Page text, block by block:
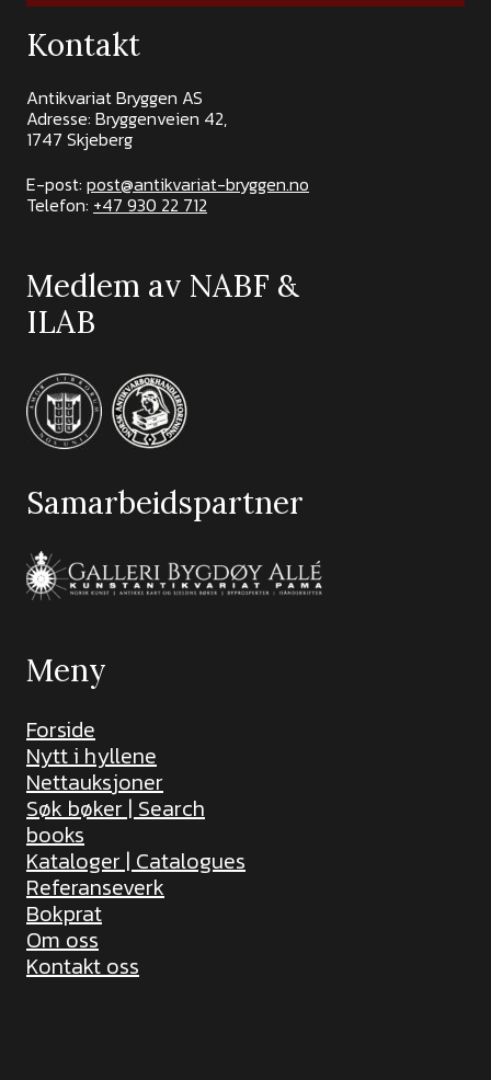
Kontakt
Antikvariat Bryggen AS
Adresse: Bryggenveien 42,
1747 Skjeberg
E-post: post@antikvariat-bryggen.no
Telefon: +47 930 22 712
Medlem av NABF &
ILAB
Samarbeidspartner
Meny
Forside
Nytt i hyllene
Nettauksjoner
Søk bøker | Search
books
Kataloger | Catalogues
Referanseverk
Bokprat
Om oss
Kontakt oss